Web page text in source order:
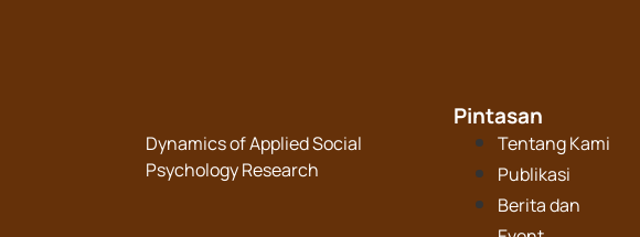
Dynamics of Applied Social
Psychology Research
Pintasan
Tentang Kami
Publikasi
Berita dan